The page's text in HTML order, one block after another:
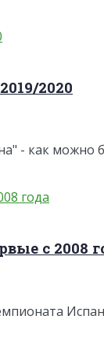
2020
- как
с 2008